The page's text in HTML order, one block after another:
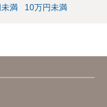
満 10万円未満